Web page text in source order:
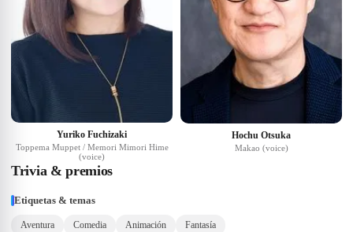
Yuriko Fuchizaki
Toppema Muppet / Memori Mimori Hime
(voice)
Hochu Otsuka
Makao (voice)
Trivia & premios
Etiquetas & temas
Aventura Comedia Animación Fantasía